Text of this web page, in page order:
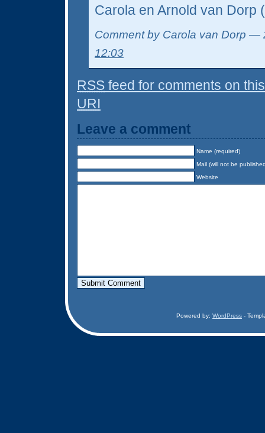
Carola en Arnold van Dorp
Comment by Carola van Dorp —
12:03
RSS feed for comments on
URI
Leave a comment
Name (required)
Mail (will not be
Website
Powered by: WordPress -